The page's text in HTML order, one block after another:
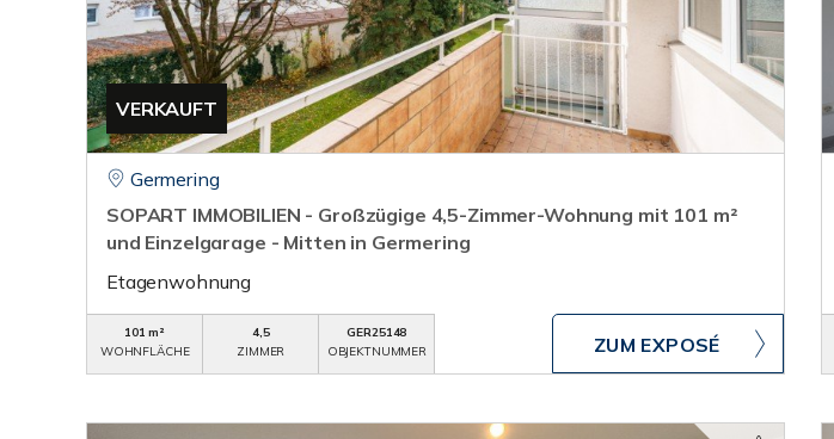
VERKAUFT
Germering
SOPART IMMOBILIEN - Großzügige 4,5-Zimmer-Wohnung mit 101 m²
und Einzelgarage - Mitten in Germering
Etagenwohnung
101 m²
WOHNFLÄCHE
4,5
ZIMMER
GER25148
OBJEKTNUMMER
ZUM EXPOSÉ